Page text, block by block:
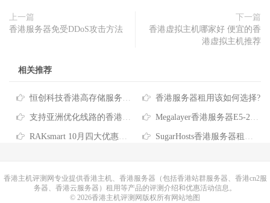
上一篇
香港服务器免受DDoS攻击方法
下一篇
香港虚拟主机哪家好 便宜的香
港虚拟主机推荐
相关推荐
恒创科技香港高存储服务器租用推荐 香港服务器租用该如何选择?
支持亚洲优化线路的香港服务器租用推荐 Megalayer香港服务器E5-2660方案速度和性能评测
RAKsmart 10月四大优惠活动汇总 SugarHosts香港服务器租用方案推荐
香港主机评测网专业提供香港主机、香港服务器（包括香港站群服务器、香港cn2服
务器、香港云服务器）租用等产品的评测介绍和优惠活动信息。
© 2026香港主机评测网版权所有网站地图